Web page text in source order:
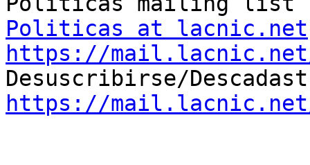
Politicas at lacnic.net
https://
https://